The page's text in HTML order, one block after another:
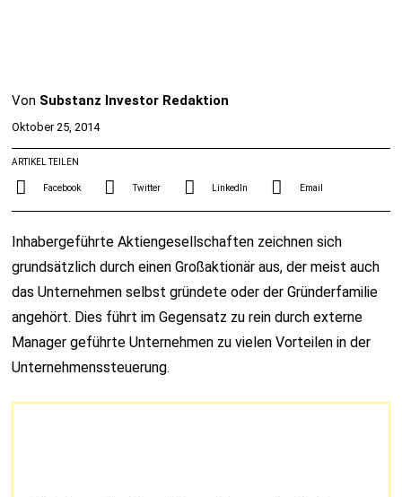
Von Substanz Investor Redaktion
Oktober 25, 2014
ARTIKEL TEILEN
Facebook Twitter LinkedIn Email
Inhabergeführte Aktiengesellschaften zeichnen sich
grundsätzlich durch einen Großaktionär aus, der meist auch
das Unternehmen selbst gründete oder der Gründerfamilie
angehört. Dies führt im Gegensatz zu rein durch externe
Manager geführte Unternehmen zu vielen Vorteilen in der
Unternehmenssteuerung.